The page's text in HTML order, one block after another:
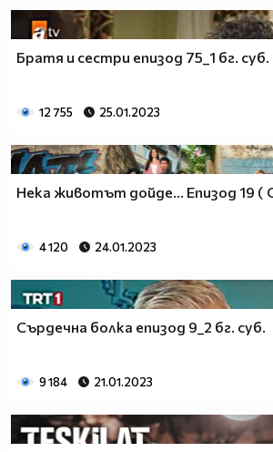
Братя и сестри епизод 75_1 бг. суб.
12 755 25.01.2023
Нека животът дойде... Епизод 19 (
4 120 24.01.2023
Сърдечна болка епизод 9_2 бг. суб.
9 184 21.01.2023